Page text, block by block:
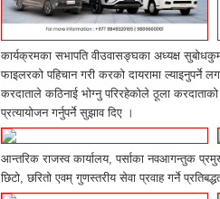
कार्यक्रमका सभापति वीउवासङ्घका अध्यक्ष
फाइलरको पहिचान गरी करको दायरामा
करदाताले कठिनाई भोग्नु परिरहेकोले ठूला
प्रत्यायोजन गर्नुपर्ने सुझाव दिए ।
आन्तरिक राजस्व कार्यालय, पर्साका नवआगन्तुक
छिटो, छरितो एवम् गुणस्तरीय सेवा प्रवाह गर्ने